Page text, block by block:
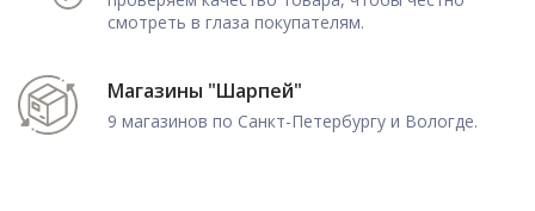
смотреть в глаза покупателям.
Магазины "Шарпей"
9 магазинов по Санкт-Петербургу и Вологде.